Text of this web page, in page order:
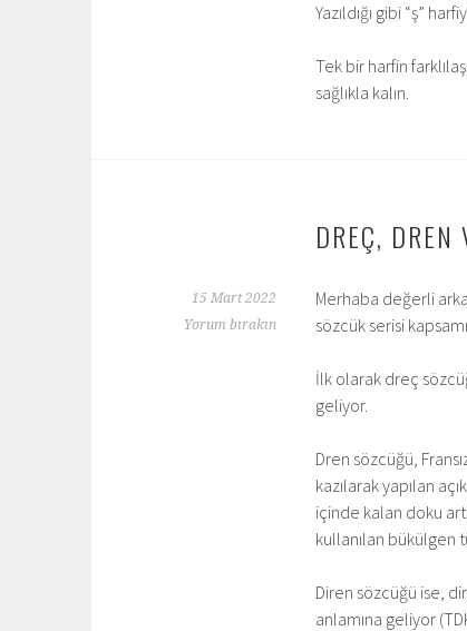
Yazıldığı gibi “ş”
Tek bir harfin
sağlıkla kalın.
DREÇ, DREN
15 Mart 2022
Yorum bırakın
Merhaba değerli
sözcük serisi
İlk olarak dreç
geliyor.
Dren sözcüğü,
kazılarak yapılan
içinde kalan doku
kullanılan bükülgen
Diren sözcüğü ise,
anlamına geliyor